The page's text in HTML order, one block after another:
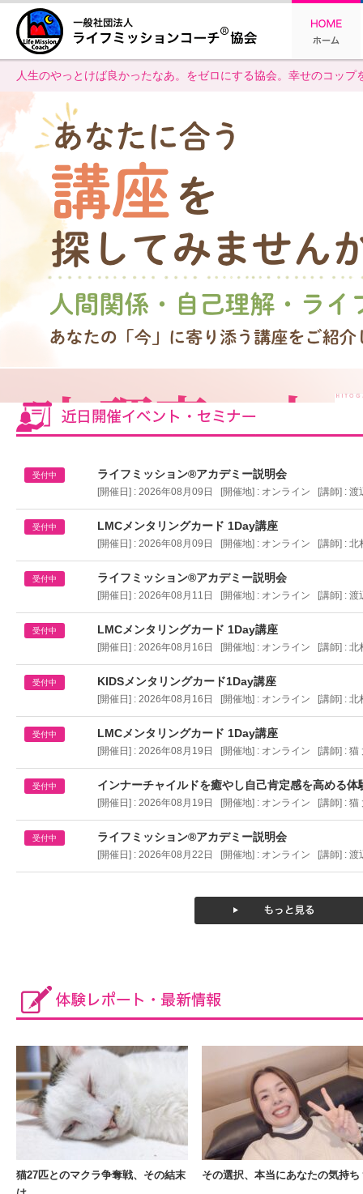
人生のやっとけば良かったなあ。をゼロにする協会。幸せのコップ
受付中 ライフミッション®︎アカデミー説明会
[開催日] : 2026年08月09日 [開催地] : オンライン [講師] : 渡
受付中 LMCメンタリングカード 1Day講座
[開催日] : 2026年08月09日 [開催地] : オンライン [講師] : 北
受付中 ライフミッション®︎アカデミー説明会
[開催日] : 2026年08月11日 [開催地] : オンライン [講師] : 渡
受付中 LMCメンタリングカード 1Day講座
[開催日] : 2026年08月16日 [開催地] : オンライン [講師] : 北
受付中 KIDSメンタリングカード1Day講座
[開催日] : 2026年08月16日 [開催地] : オンライン [講師] : 北
受付中 LMCメンタリングカード 1Day講座
[開催日] : 2026年08月19日 [開催地] : オンライン [講師] : 猫
受付中 インナーチャイルドを癒やし自己肯定感を高める体
[開催日] : 2026年08月19日 [開催地] : オンライン [講師] : 猫
受付中 ライフミッション®︎アカデミー説明会
[開催日] : 2026年08月22日 [開催地] : オンライン [講師] : 渡
猫27匹とのマクラ争奪戦、その結末
その選択、本当にあなたの気持ち